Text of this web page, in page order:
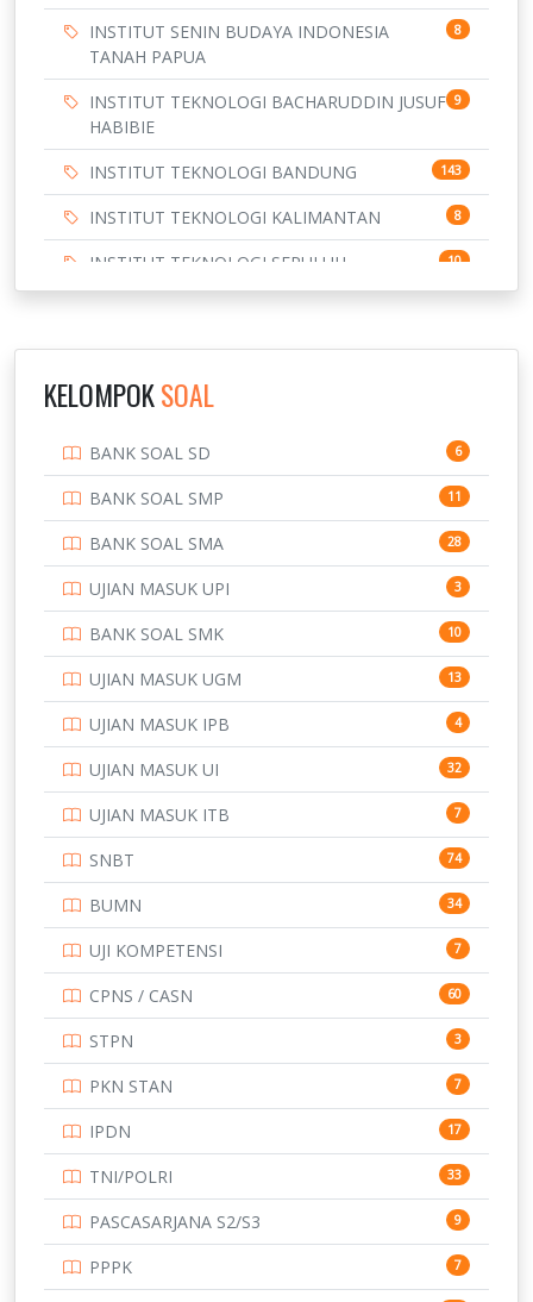
INSTITUT SENIN BUDAYA INDONESIA
TANAH PAPUA
8
INSTITUT TEKNOLOGI BACHARUDDIN JUSUF
HABIBIE
9
INSTITUT TEKNOLOGI BANDUNG 143
INSTITUT TEKNOLOGI KALIMANTAN 8
INSTITUT TEKNOLOGI SEPULUH
NOVEMBER
10
3
169
7
PTDI STTD 4
133
SMA 146
SMK 231
SMP 134
STIP 2
153
345
UNIVERSITAS AIRLANGGA 15
16
15
15
14
14
UNIVERSITAS CENDRAWASIH 14
15
KELOMPOKSOAL
BANK SOAL SD 6
BANK SOAL SMP 11
BANK SOAL SMA 28
UJIAN MASUK UPI 3
BANK SOAL SMK 10
UJIAN MASUK UGM 13
UJIAN MASUK IPB 4
UJIAN MASUK UI 32
UJIAN MASUK ITB 7
SNBT 74
BUMN 34
UJI KOMPETENSI 7
CPNS / CASN 60
STPN 3
PKN STAN 7
IPDN 17
TNI/POLRI 33
PASCASARJANA S2/S3 9
PPPK 7